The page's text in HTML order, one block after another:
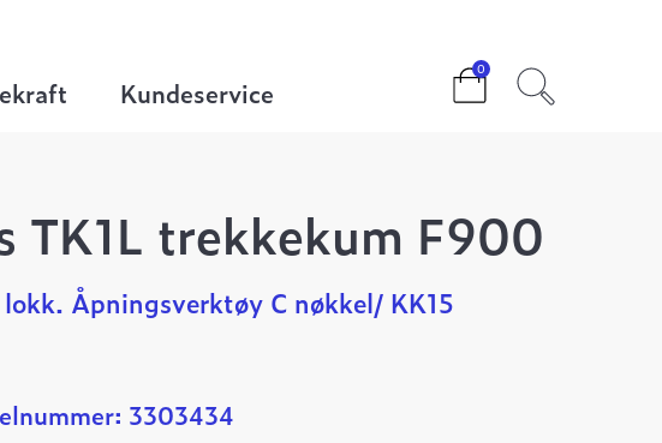
0
Kundeservice
TK1L trekkekum F900
Åpningsverktøy C nøkkel/ KK15
3303434